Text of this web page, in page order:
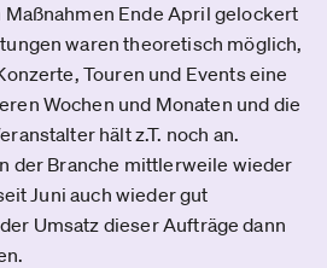
Ende April gelockert
waren theoretisch möglich,
Touren und Events eine
Wochen und Monaten und die
hält z.T. noch an.
der Branche mittlerweile wieder
Juni auch wieder gut
Umsatz dieser Aufträge dann